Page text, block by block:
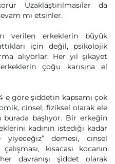
Uzaklaştırılmasılar da
mı etsinler.
verilen erkeklerin büyük
için değil, psikolojik
alıyorlar. Her yıl şikayet
çoğu karısına el
e göre şiddetin kapsamı çok
cinsel, fiziksel olarak ele
başlıyor. Bir erkeğin
kadının istediği kadar
yiyeceğiz” demesi, cinsel
kısacası kocanın
davranışı şiddet olarak